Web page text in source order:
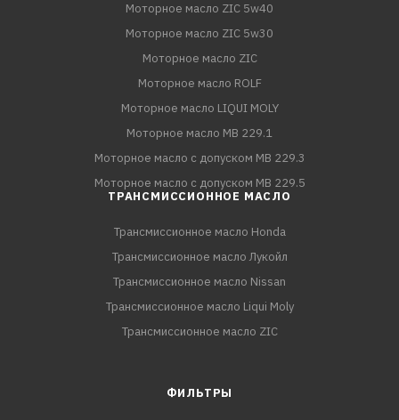
Моторное масло ZIC 5w40
Моторное масло ZIC 5w30
Моторное масло ZIC
Моторное масло ROLF
Моторное масло LIQUI MOLY
Моторное масло MB 229.1
Моторное масло с допуском MB 229.3
Моторное масло с допуском MB 229.5
ТРАНСМИССИОННОЕ МАСЛО
Трансмиссионное масло Honda
Трансмиссионное масло Лукойл
Трансмиссионное масло Nissan
Трансмиссионное масло Liqui Moly
Трансмиссионное масло ZIC
ФИЛЬТРЫ